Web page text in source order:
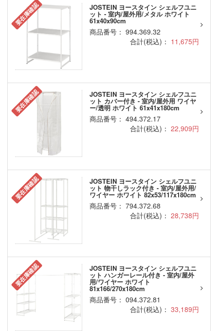
要在庫確認 JOSTEIN ヨースタイン シェルフユニ
ット - 室内/屋外用/メタル ホワイト
61x40x90cm
商品番号： 994.369.32
合計(税込)： 11,675円
要在庫確認 JOSTEIN ヨースタイン シェルフユニ
ット カバー付き - 室内/屋外用 ワイヤ
ー/透明 ホワイト 61x41x180cm
商品番号： 494.372.17
合計(税込)： 22,909円
要在庫確認 JOSTEIN ヨースタイン シェルフユニ
ット 物干しラック付き - 室内/屋外用/
ワイヤー ホワイト 82x53/117x180cm
商品番号： 794.372.68
合計(税込)： 28,738円
要在庫確認 JOSTEIN ヨースタイン シェルフユニ
ット ハンガーレール付き - 室内/屋外
用/ワイヤー ホワイト
81x166/270x180cm
商品番号： 094.372.81
合計(税込)： 33,189円